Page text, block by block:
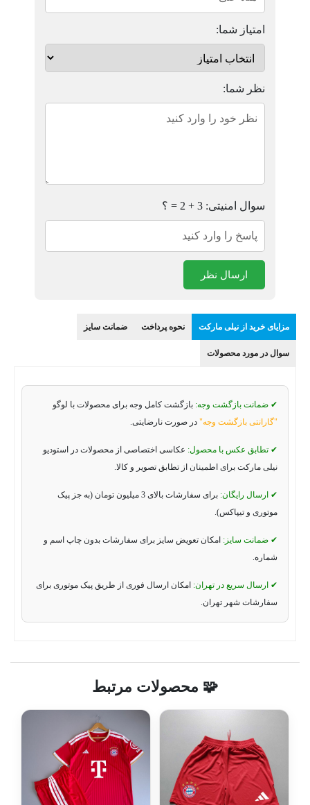
امتیاز شما:
نظر شما:
سوال امنیتی: 3 + 2 = ؟
ارسال نظر
مزایای خرید از نیلی مارکت نحوه پرداخت ضمانت سایز
سوال در مورد محصولات
✔ ضمانت بازگشت وجه: بازگشت کامل وجه برای محصولات با لوگو
"گارانتی بازگشت وجه" در صورت نارضایتی.
✔ تطابق عکس با محصول: عکاسی اختصاصی از محصولات در استودیو
نیلی مارکت برای اطمینان از تطابق تصویر و کالا.
✔ ارسال رایگان:
برای سفارشات بالای 3 میلیون تومان (به جز پیک
موتوری و تیپاکس).
✔ ضمانت سایز: امکان تعویض سایز برای سفارشات بدون چاپ اسم و
شماره.
✔ ارسال سریع در تهران: امکان ارسال فوری از طریق پیک موتوری برای
سفارشات شهر تهران.
🧩 محصولات مرتبط